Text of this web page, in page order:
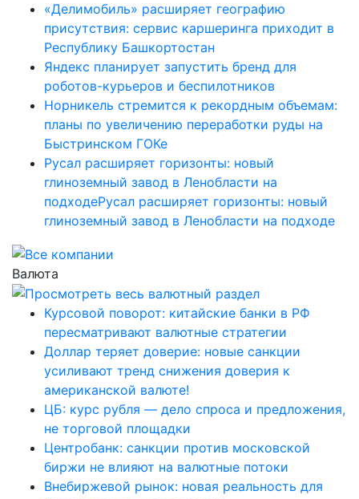
«Делимобиль» расширяет географию
присутствия: сервис каршеринга приходит в
Республику Башкортостан
Яндекс планирует запустить бренд для
роботов-курьеров и беспилотников
Норникель стремится к рекордным объемам:
планы по увеличению переработки руды на
Быстринском ГОКе
Русал расширяет горизонты: новый
глиноземный завод в Ленобласти на
подходеРусал расширяет горизонты: новый
глиноземный завод в Ленобласти на подходе
Валюта
Курсовой поворот: китайские банки в РФ
пересматривают валютные стратегии
Доллар теряет доверие: новые санкции
усиливают тренд снижения доверия к
американской валюте!
ЦБ: курс рубля — дело спроса и предложения,
не торговой площадки
Центробанк: санкции против московской
биржи не влияют на валютные потоки
Внебиржевой рынок: новая реальность для